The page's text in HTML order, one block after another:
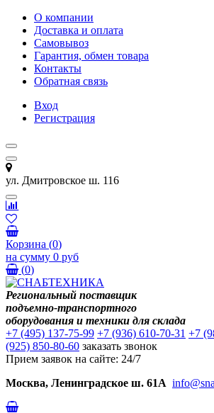
О компании
Доставка и оплата
Самовывоз
Гарантия, обмен товара
Контакты
Обратная связь
Вход
Регистрация
ул. Дмитровское ш. 116
Корзина (0)
на сумму 0 руб
(0)
Региональный поставщик
подъемно-транспортного
оборудования и техники для склада
+7 (495) 137-75-99 +7 (936) 610-70-31 +7
(925) 850-80-60 заказать звонок
Прием заявок на сайте: 24/7
Москва, Ленинградское ш. 61А